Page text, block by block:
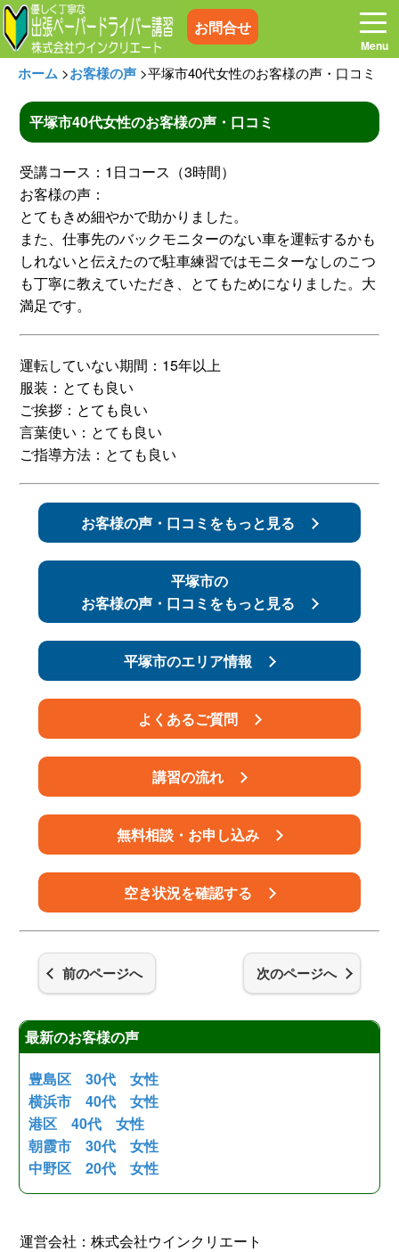
お問合せ
ホーム お電話はこちら
プログラム
お客様の声 コラム&トピックス
出張地域
スタッフ紹介
簡易補助ブレーキと
は
ホーム >お客様の声 >平塚市40代女性のお客様の声・口コミ
平塚市40代女性のお客様の声・口コミ
受講コース：1日コース（3時間）
お客様の声：
とてもきめ細やかで助かりました。
また、仕事先のバックモニターのない車を運転するかも
しれないと伝えたので駐車練習ではモニターなしのこつ
も丁寧に教えていただき、とてもためになりました。大
満足です。
運転していない期間：15年以上
服装：とても良い
ご挨拶：とても良い
言葉使い：とても良い
ご指導方法：とても良い
お客様の声・口コミをもっと見る
平塚市の
お客様の声・口コミをもっと見る
平塚市のエリア情報
よくあるご質問
講習の流れ
無料相談・お申し込み
空き状況を確認する
前のページへ 次のページへ
最新のお客様の声
豊島区 30代 女性
横浜市 40代 女性
港区 40代 女性
朝霞市 30代 女性
中野区 20代 女性
運営会社：株式会社ウインクリエート